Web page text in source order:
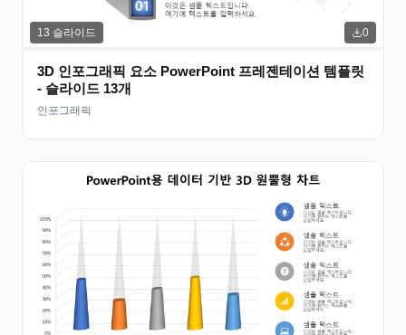
13 슬라이드 0
3D 인포그래픽 요소 PowerPoint 프레젠테이션 템플릿
- 슬라이드 13개
인포그래픽